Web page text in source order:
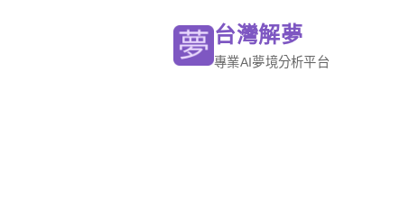
台灣解夢
專業AI夢境分析平台